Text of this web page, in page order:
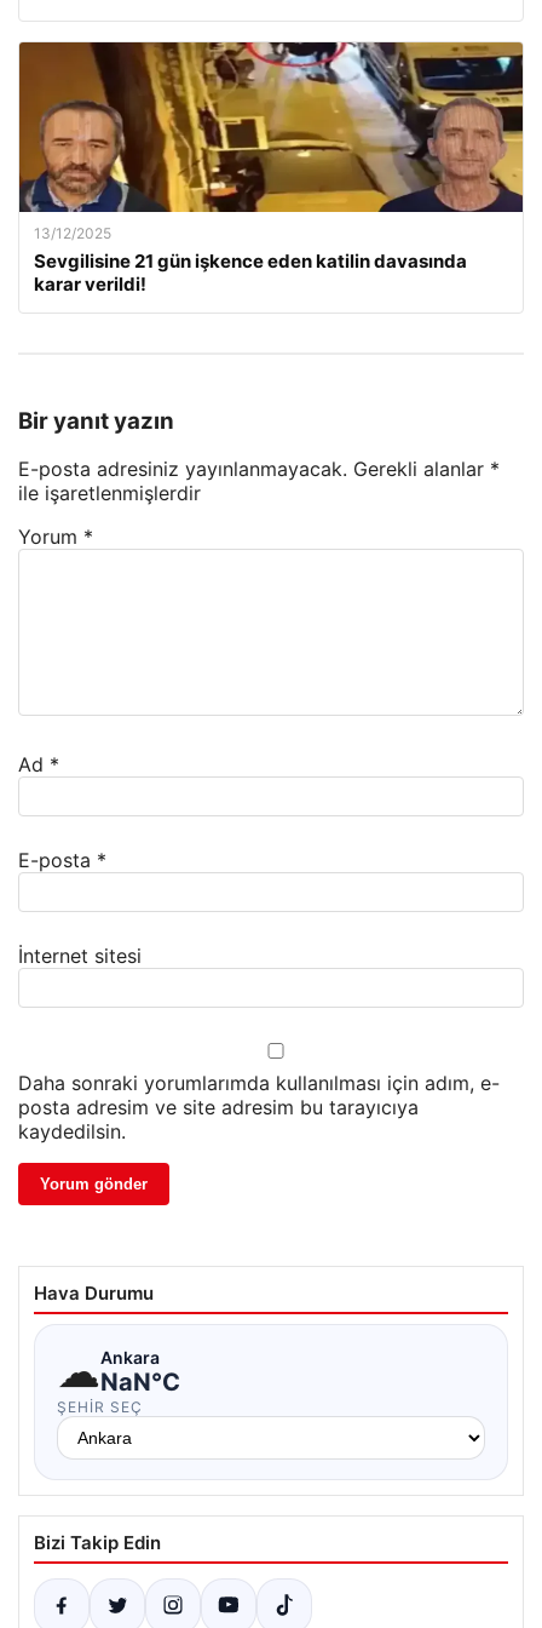
13/12/2025
Sevgilisine 21 gün işkence eden katilin davasında
karar verildi!
Bir yanıt yazın
E-posta adresiniz yayınlanmayacak. Gerekli alanlar *
ile işaretlenmişlerdir
Yorum *
Ad *
E-posta *
İnternet sitesi
Daha sonraki yorumlarımda kullanılması için adım, e-
posta adresim ve site adresim bu tarayıcıya
kaydedilsin.
Hava Durumu
☁Ankara
NaN°C
ŞEHIR SEÇ
Bizi Takip Edin